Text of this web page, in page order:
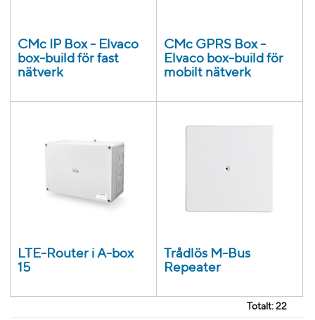
CMc IP Box - Elvaco
box-build för fast
nätverk
CMc GPRS Box -
Elvaco box-build för
mobilt nätverk
LTE-Router i A-box
15
Trådlös M-Bus
Repeater
Totalt: 22